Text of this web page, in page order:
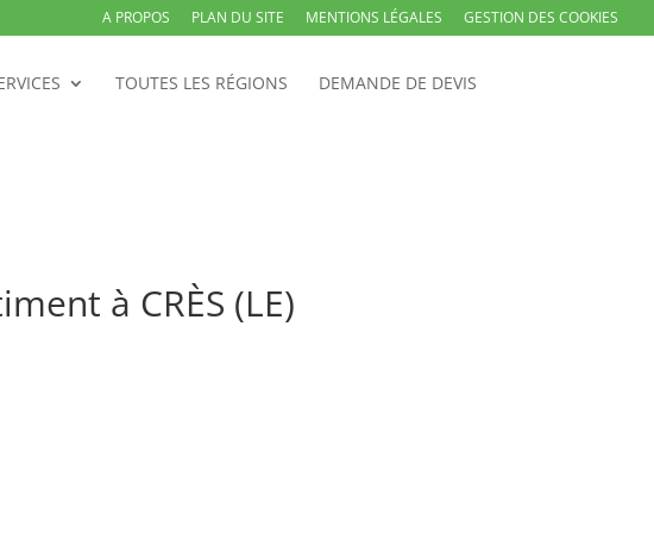
A PROPOS PLAN DU SITE MENTIONS LÉGALES GESTION DES COOKIES
TOUTES LES RÉGIONS DEMANDE DE DEVIS
à CRÈS (LE)